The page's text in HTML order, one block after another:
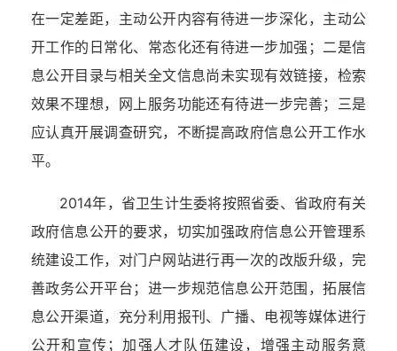
在一定差距，主动公开内容有待进一步深化，主动公
开工作的日常化、常态化还有待进一步加强；二是信
息公开目录与相关全文信息尚未实现有效链接，检索
效果不理想，网上服务功能还有待进一步完善；三是
应认真开展调查研究，不断提高政府信息公开工作水
平。
2014年，省卫生计生委将按照省委、省政府有关
政府信息公开的要求，切实加强政府信息公开管理系
统建设工作，对门户网站进行再一次的改版升级，完
善政务公开平台；进一步规范信息公开范围，拓展信
息公开渠道，充分利用报刊、广播、电视等媒体进行
公开和宣传；加强人才队伍建设，增强主动服务意